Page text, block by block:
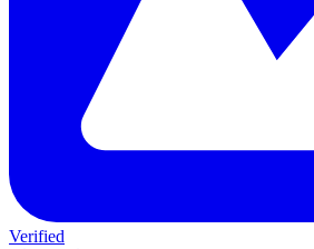
Verified